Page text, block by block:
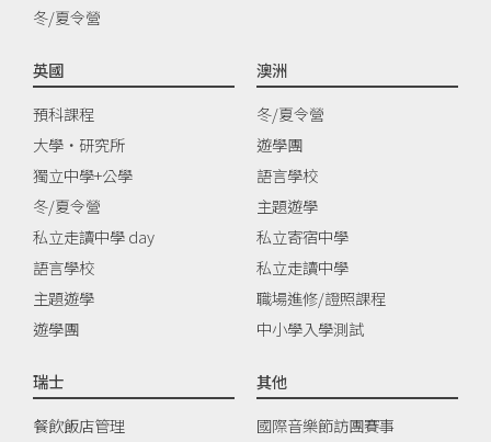
冬/夏令營
英國
預科課程
大學‧研究所
獨立中學+公學
冬/夏令營
私立走讀中學 day
語言學校
主題遊學
遊學團
澳洲
冬/夏令營
遊學團
語言學校
主題遊學
私立寄宿中學
私立走讀中學
職場進修/證照課程
中小學入學測試
瑞士
餐飲飯店管理
其他
國際音樂節訪團賽事